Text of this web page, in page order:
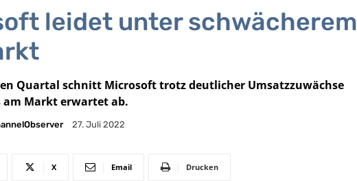
leidet unter schwächerem
Quartal schnitt Microsoft trotz deutlicher Umsatzzuwächse
am Markt erwartet ab.
27. Juli 2022
X Email Drucken